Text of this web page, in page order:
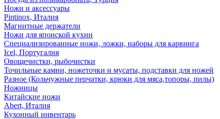
Ножи и аксессуары
Pintinox, Италия
Магнитные держатели
Ножи для японской кухни
Специализированные ножи, ложки, наборы для карвинга
Icel, Португалия
Овощечистки, рыбочистки
Точильные камни, ножеточки и мусаты, подставки для ножей
Разное (Кольчужные перчатки, крюки для мяса,топоры, пилы)
Ножницы
Китайские ножи
Abert, Италия
Кухонный инвентарь